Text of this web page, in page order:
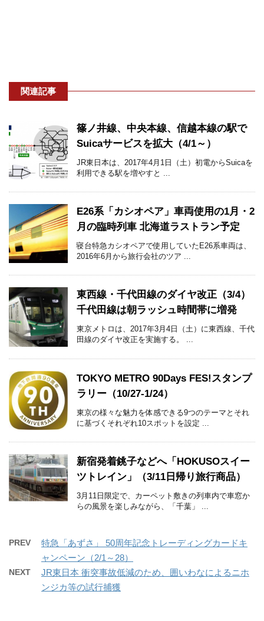
関連記事
篠ノ井線、中央本線、信越本線の駅で
Suicaサービスを拡大（4/1～）
JR東日本は、2017年4月1日（土）初電からSuicaを
利用できる駅を増やすと ...
E26系「カシオペア」車両使用の1月・2
月の臨時列車 北海道ラストラン予定
寝台特急カシオペアで使用していたE26系車両は、
2016年6月から旅行会社のツア ...
東西線・千代田線のダイヤ改正（3/4）
千代田線は朝ラッシュ時間帯に増発
東京メトロは、2017年3月4日（土）に東西線、千代
田線のダイヤ改正を実施する。 ...
TOKYO METRO 90Days FES!スタンプ
ラリー（10/27-1/24）
東京の様々な魅力を体感できる9つのテーマとそれ
に基づくそれぞれ10スポットを設定 ...
新宿発着銚子などへ「HOKUSOスイー
ツトレイン」（3/11日帰り旅行商品）
3月11日限定で、カーペット敷きの列車内で車窓か
らの風景を楽しみながら、「千葉」 ...
PREV
特急「あずさ」 50周年記念トレーディングカードキ
ャンペーン（2/1～28）
NEXT
JR東日本 衝突事故低減のため、囲いわなによるニホ
ンジカ等の試行捕獲